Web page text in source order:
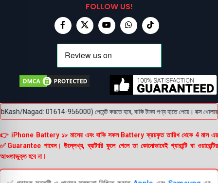
FOLLOW US!
Nagad: 01614-956000) পেমেন্ট করতে হবে, বাকি টাকা পণ্য হাতে পেয়ে। বক্স
👉 iPhone Battery ১৮ মাসের এবং বাকি সকল Battery ক্রয়কৃত তারিখ থেকে 4 মাস এর
✅Guarantee পাবেন। উল্লেখ্য, ব্যাটারি ফুলে গেলে তা কোনোভাবেই গ্যারান্টি বা ওয়ারেন্টির
আওতাভুক্ত হবে না।